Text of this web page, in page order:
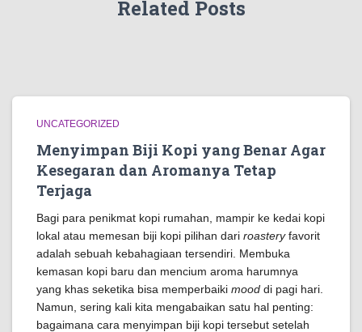
Related Posts
UNCATEGORIZED
Menyimpan Biji Kopi yang Benar Agar
Kesegaran dan Aromanya Tetap
Terjaga
Bagi para penikmat kopi rumahan, mampir ke kedai kopi
lokal atau memesan biji kopi pilihan dari roasteryfavorit
adalah sebuah kebahagiaan tersendiri. Membuka
kemasan kopi baru dan mencium aroma harumnya
yang khas seketika bisa memperbaiki mood di pagi hari.
Namun, sering kali kita mengabaikan satu hal penting:
bagaimana cara menyimpan biji kopi tersebut setelah